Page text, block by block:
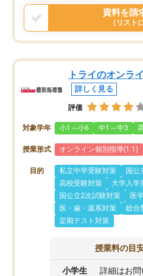
戻せ、授業内容や講師の方は良
と思います。
資料を請
（リスト
トライのオンラ
詳しく見る
評価
対象学年 小1～小6 中1～中3
授業形式 オンライン個別指導(1:1)
目的 私立中学受験対策
国公
高校受験対策
大学入学
国公立2次試験対策
医
医・歯・薬系対策
総合
定期テスト対策
授業料の目
小学生 詳細はお